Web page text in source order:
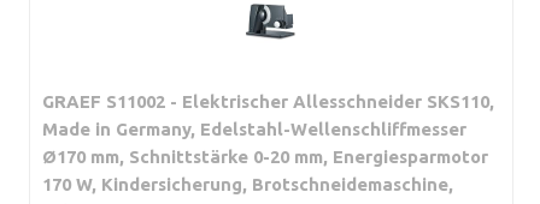
GRAEF S11002 - Elektrischer Allesschneider SKS110,
Made in Germany, Edelstahl-Wellenschliffmesser
Ø170 mm, Schnittstärke 0-20 mm, Energiesparmotor
170 W, Kindersicherung, Brotschneidemaschine,